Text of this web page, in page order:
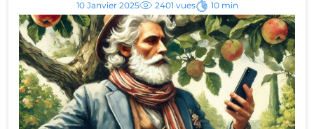
10 Janvier 2025 2401 vues 10 min